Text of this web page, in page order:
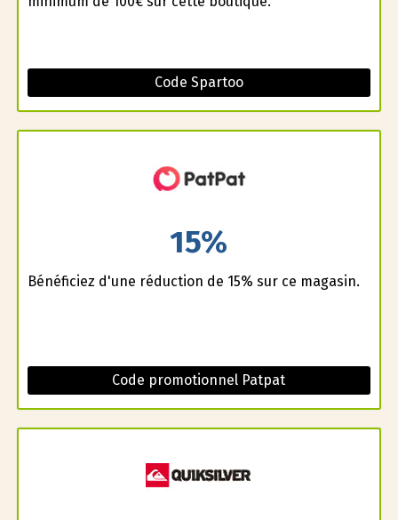
Code Spartoo
15%
Bénéficiez d'une réduction de 15% sur ce magasin.
Code promotionnel Patpat